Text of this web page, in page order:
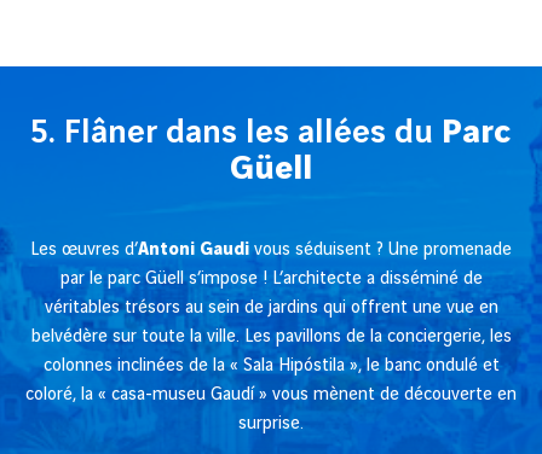
5. Flâner dans les allées du Parc
Güell
Les œuvres d’Antoni Gaudivous séduisent ? Une promenade
par le parc Güell s’impose ! L’architecte a disséminé de
véritables trésors au sein de jardins qui offrent une vue en
belvédère sur toute la ville. Les pavillons de la conciergerie, les
colonnes inclinées de la « Sala Hipóstila », le banc ondulé et
coloré, la « casa-museu Gaudí » vous mènent de découverte en
surprise.